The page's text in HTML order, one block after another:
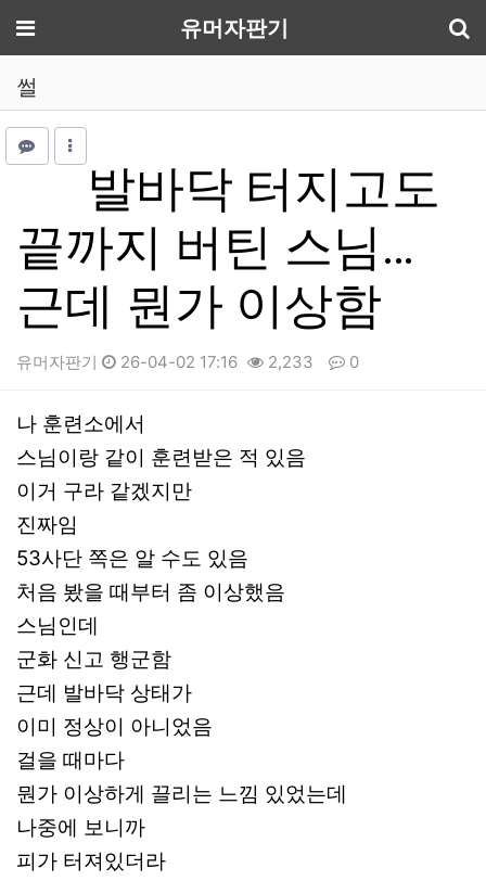
메뉴 유머자판기
썰
발바닥 터지고도
끝까지 버틴 스님…
근데 뭔가 이상함
유머자판기 26-04-02 17:16 2,233 0
본문
나 훈련소에서
스님이랑 같이 훈련받은 적 있음
이거 구라 같겠지만
진짜임
53사단 쪽은 알 수도 있음
처음 봤을 때부터 좀 이상했음
스님인데
군화 신고 행군함
근데 발바닥 상태가
이미 정상이 아니었음
걸을 때마다
뭔가 이상하게 끌리는 느낌 있었는데
나중에 보니까
피가 터져있더라